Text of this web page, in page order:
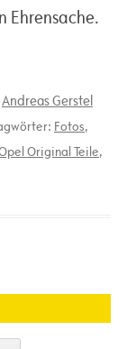
Ehrensache.
Andreas Gerstel
Fotos,
Original Teile,